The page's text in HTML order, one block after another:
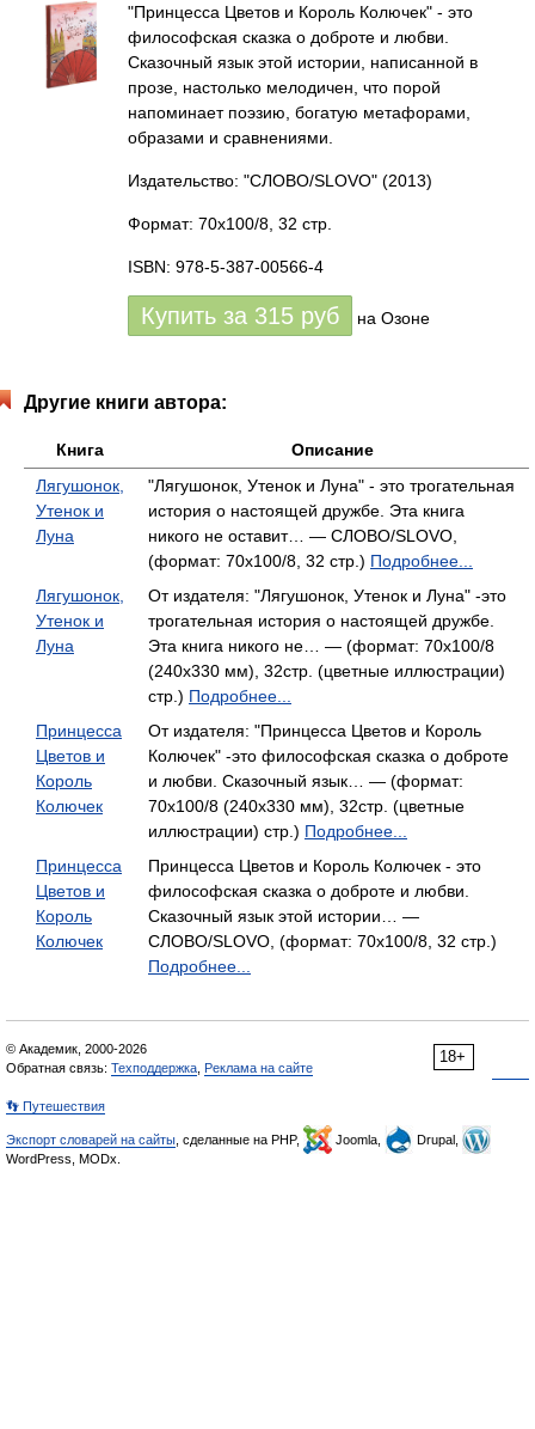
"Принцесса Цветов и Король Колючек" - это
философская сказка о доброте и любви.
Сказочный язык этой истории, написанной в
прозе, настолько мелодичен, что порой
напоминает поэзию, богатую метафорами,
образами и сравнениями.
Издательство: "СЛОВО/SLOVO" (2013)
Формат: 70x100/8, 32 стр.
ISBN: 978-5-387-00566-4
Купить за 315 руб на Озоне
Другие книги автора:
Книга
Описание
Лягушонок,
Утенок и
Луна
"Лягушонок, Утенок и Луна" - это трогательная
история о настоящей дружбе. Эта книга
никого не оставит… — СЛОВО/SLOVO,
(формат: 70x100/8, 32 стр.) Подробнее...
Лягушонок,
Утенок и
Луна
От издателя: "Лягушонок, Утенок и Луна" -это
трогательная история о настоящей дружбе.
Эта книга никого не… — (формат: 70x100/8
(240х330 мм), 32стр. (цветные иллюстрации)
стр.) Подробнее...
Принцесса
Цветов и
Король
Колючек
От издателя: "Принцесса Цветов и Король
Колючек" -это философская сказка о доброте
и любви. Сказочный язык… — (формат:
70x100/8 (240х330 мм), 32стр. (цветные
иллюстрации) стр.) Подробнее...
Принцесса
Цветов и
Король
Колючек
Принцесса Цветов и Король Колючек - это
философская сказка о доброте и любви.
Сказочный язык этой истории… —
СЛОВО/SLOVO, (формат: 70x100/8, 32 стр.)
Подробнее...
18+
© Академик, 2000-2026
Обратная связь: Техподдержка Реклама на сайте
👣 Путешествия
Экспорт словарей на сайты , сделанные на PHP, Joomla,
Drupal,
WordPress, MODx.